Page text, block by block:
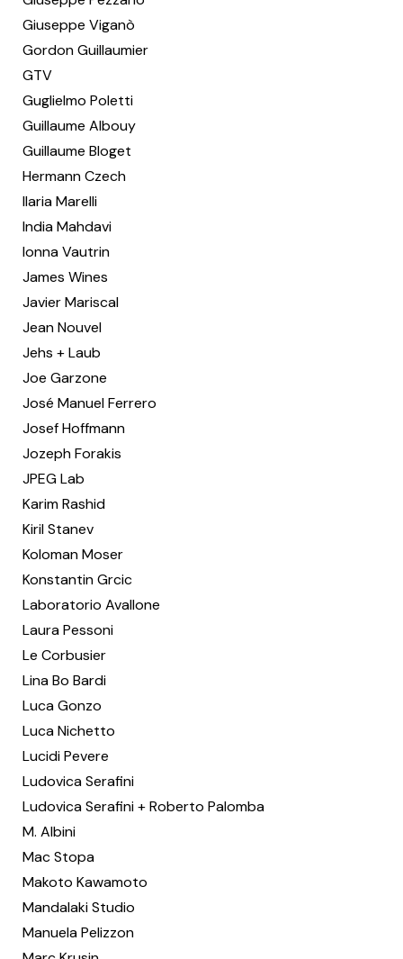
Giuseppe Viganò
Gordon Guillaumier
GTV
Guglielmo Poletti
Guillaume Albouy
Guillaume Bloget
Hermann Czech
Ilaria Marelli
India Mahdavi
Ionna Vautrin
James Wines
Javier Mariscal
Jean Nouvel
Jehs + Laub
Joe Garzone
José Manuel Ferrero
Josef Hoffmann
Jozeph Forakis
JPEG Lab
Karim Rashid
Kiril Stanev
Koloman Moser
Konstantin Grcic
Laboratorio Avallone
Laura Pessoni
Le Corbusier
Lina Bo Bardi
Luca Gonzo
Luca Nichetto
Lucidi Pevere
Ludovica Serafini
Ludovica Serafini + Roberto Palomba
M. Albini
Mac Stopa
Makoto Kawamoto
Mandalaki Studio
Manuela Pelizzon